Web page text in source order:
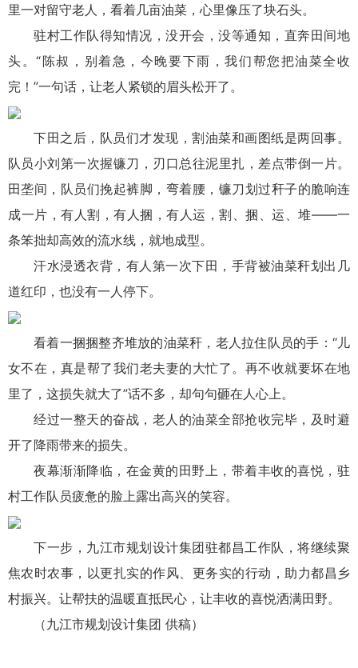
里一对留守老人，看着几亩油菜，心里像压了块石头。
驻村工作队得知情况，没开会，没等通知，直奔田间地
头。“陈叔，别着急，今晚要下雨，我们帮您把油菜全收
完！”一句话，让老人紧锁的眉头松开了。
下田之后，队员们才发现，割油菜和画图纸是两回事。
队员小刘第一次握镰刀，刃口总往泥里扎，差点带倒一片。
田垄间，队员们挽起裤脚，弯着腰，镰刀划过秆子的脆响连
成一片，有人割，有人捆，有人运，割、捆、运、堆——一
条笨拙却高效的流水线，就地成型。
汗水浸透衣背，有人第一次下田，手背被油菜秆划出几
道红印，也没有一人停下。
看着一捆捆整齐堆放的油菜秆，老人拉住队员的手：“儿
女不在，真是帮了我们老夫妻的大忙了。再不收就要坏在地
里了，这损失就大了”话不多，却句句砸在人心上。
经过一整天的奋战，老人的油菜全部抢收完毕，及时避
开了降雨带来的损失。
夜幕渐渐降临，在金黄的田野上，带着丰收的喜悦，驻
村工作队员疲惫的脸上露出高兴的笑容。
下一步，九江市规划设计集团驻都昌工作队，将继续聚
焦农时农事，以更扎实的作风、更务实的行动，助力都昌乡
村振兴。让帮扶的温暖直抵民心，让丰收的喜悦洒满田野。
（九江市规划设计集团 供稿）